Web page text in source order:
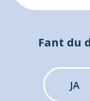
Fant du
JA